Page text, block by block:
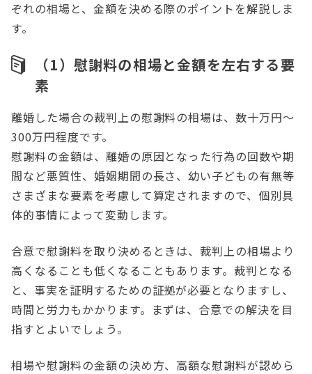
ぞれの相場と、金額を決める際のポイントを解説しま
す。
（1）慰謝料の相場と金額を左右する要
素
離婚した場合の裁判上の慰謝料の相場は、数十万円〜
300万円程度です。
慰謝料の金額は、離婚の原因となった行為の回数や期
間など悪質性、婚姻期間の長さ、幼い子どもの有無等
さまざまな要素を考慮して算定されますので、個別具
体的事情によって変動します。
合意で慰謝料を取り決めるときは、裁判上の相場より
高くなることも低くなることもあります。裁判となる
と、事実を証明するための証拠が必要となりますし、
時間と労力もかかります。まずは、合意での解決を目
指すとよいでしょう。
相場や慰謝料の金額の決め方、高額な慰謝料が認めら